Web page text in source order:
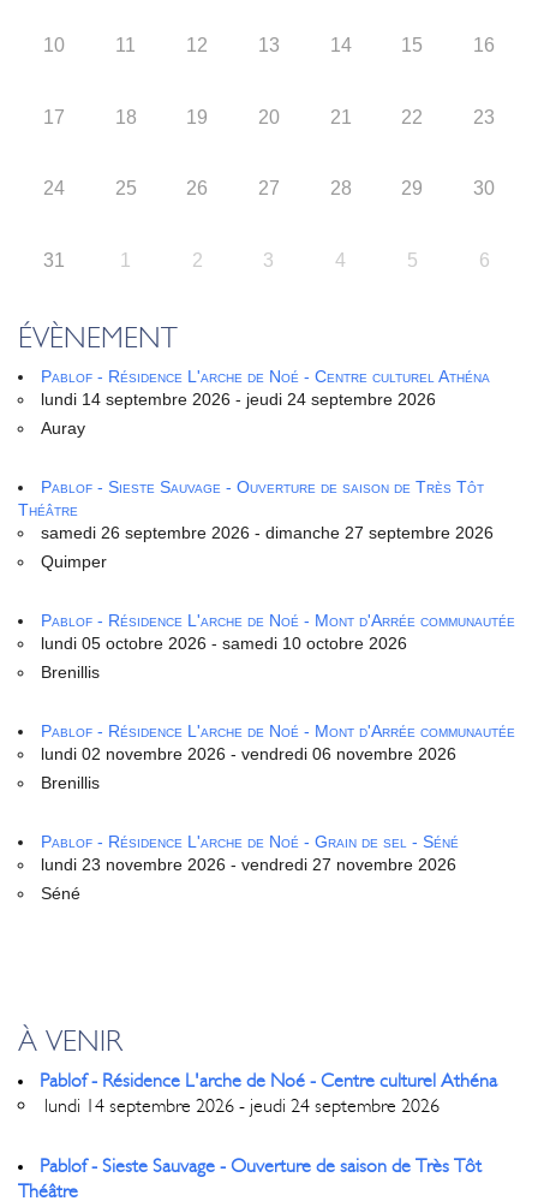
10 11 12 13 14 15 16
17 18 19 20 21 22 23
24 25 26 27 28 29 30
31 1 2 3 4 5 6
ÉVÈNEMENT
Pablof - Résidence L'arche de Noé - Centre culturel Athéna
lundi 14 septembre 2026 - jeudi 24 septembre 2026
Auray
Pablof - Sieste Sauvage - Ouverture de saison de Très Tôt
Théâtre
samedi 26 septembre 2026 - dimanche 27 septembre 2026
Quimper
Pablof - Résidence L'arche de Noé - Mont d'Arrée communautée
lundi 05 octobre 2026 - samedi 10 octobre 2026
Brenillis
Pablof - Résidence L'arche de Noé - Mont d'Arrée communautée
lundi 02 novembre 2026 - vendredi 06 novembre 2026
Brenillis
Pablof - Résidence L'arche de Noé - Grain de sel - Séné
lundi 23 novembre 2026 - vendredi 27 novembre 2026
Séné
À VENIR
Pablof - Résidence L'arche de Noé - Centre culturel Athéna
lundi 14 septembre 2026 - jeudi 24 septembre 2026
Pablof - Sieste Sauvage - Ouverture de saison de Très Tôt
Théâtre